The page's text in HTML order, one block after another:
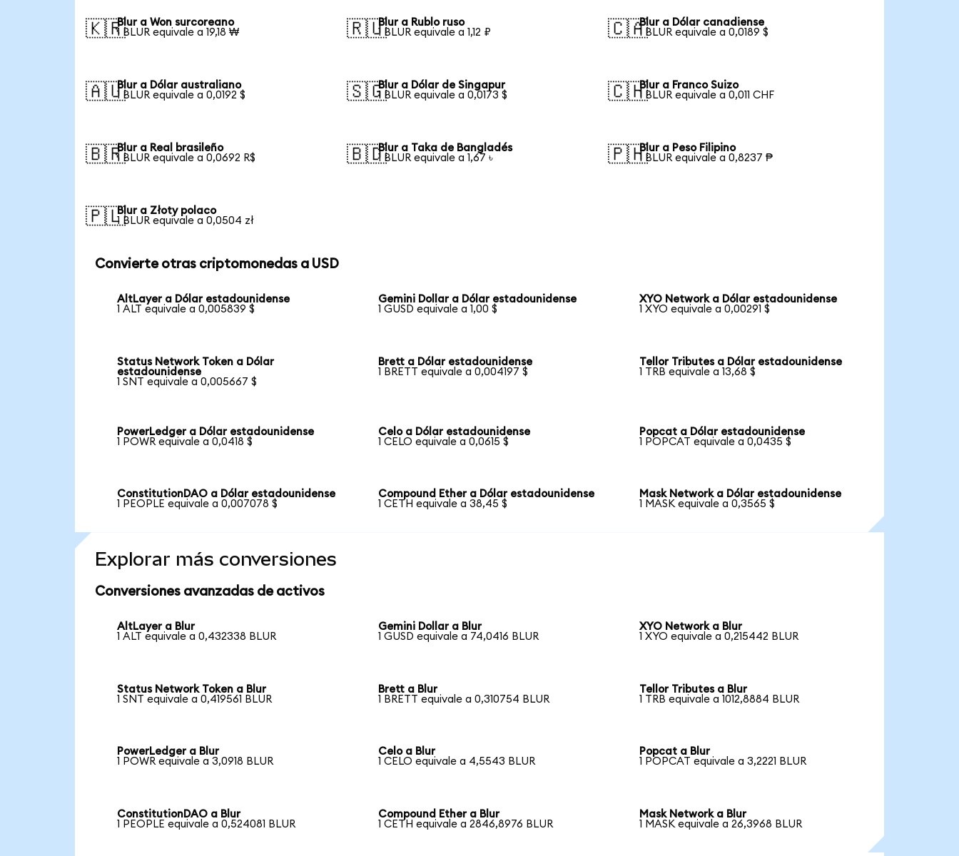
🇰🇷Blur a Won surcoreano
1 BLUR equivale a 19,18 ₩
🇷🇺Blur a Rublo ruso
1 BLUR equivale a 1,12 ₽
🇨🇦Blur a Dólar canadiense
1 BLUR equivale a 0,0189 $
🇦🇺Blur a Dólar australiano
1 BLUR equivale a 0,0192 $
🇸🇬Blur a Dólar de Singapur
1 BLUR equivale a 0,0173 $
🇨🇭Blur a Franco Suizo
1 BLUR equivale a 0,011 CHF
🇧🇷Blur a Real brasileño
1 BLUR equivale a 0,0692 R$
🇧🇩Blur a Taka de Bangladés
1 BLUR equivale a 1,67 ৳
🇵🇭Blur a Peso Filipino
1 BLUR equivale a 0,8237 ₱
🇵🇱Blur a Złoty polaco
1 BLUR equivale a 0,0504 zł
Convierte otras criptomonedas a USD
AltLayer a Dólar estadounidense
1 ALT equivale a 0,005839 $
Gemini Dollar a Dólar estadounidense
1 GUSD equivale a 1,00 $
XYO Network a Dólar estadounidense
1 XYO equivale a 0,00291 $
Status Network Token a Dólar
estadounidense
1 SNT equivale a 0,005667 $
Brett a Dólar estadounidense
1 BRETT equivale a 0,004197 $
Tellor Tributes a Dólar estadounidense
1 TRB equivale a 13,68 $
PowerLedger a Dólar estadounidense
1 POWR equivale a 0,0418 $
Celo a Dólar estadounidense
1 CELO equivale a 0,0615 $
Popcat a Dólar estadounidense
1 POPCAT equivale a 0,0435 $
ConstitutionDAO a Dólar estadounidense
1 PEOPLE equivale a 0,007078 $
Compound Ether a Dólar estadounidense
1 CETH equivale a 38,45 $
Mask Network a Dólar estadounidense
1 MASK equivale a 0,3565 $
Explorar más conversiones
Conversiones avanzadas de activos
AltLayer a Blur
1 ALT equivale a 0,432338 BLUR
Gemini Dollar a Blur
1 GUSD equivale a 74,0416 BLUR
XYO Network a Blur
1 XYO equivale a 0,215442 BLUR
Status Network Token a Blur
1 SNT equivale a 0,419561 BLUR
Brett a Blur
1 BRETT equivale a 0,310754 BLUR
Tellor Tributes a Blur
1 TRB equivale a 1012,8884 BLUR
PowerLedger a Blur
1 POWR equivale a 3,0918 BLUR
Celo a Blur
1 CELO equivale a 4,5543 BLUR
Popcat a Blur
1 POPCAT equivale a 3,2221 BLUR
ConstitutionDAO a Blur
1 PEOPLE equivale a 0,524081 BLUR
Compound Ether a Blur
1 CETH equivale a 2846,8976 BLUR
Mask Network a Blur
1 MASK equivale a 26,3968 BLUR